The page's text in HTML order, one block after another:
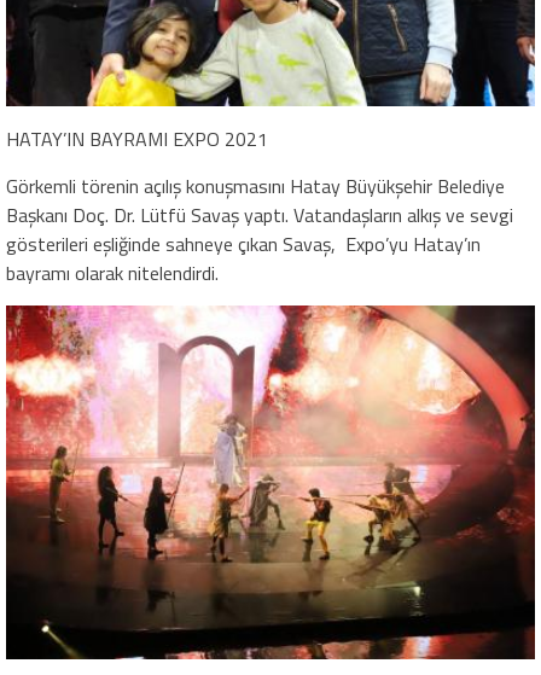
HATAY’IN BAYRAMI EXPO 2021
Görkemli törenin açılış konuşmasını Hatay Büyükşehir Belediye
Başkanı Doç. Dr. Lütfü Savaş yaptı. Vatandaşların alkış ve sevgi
gösterileri eşliğinde sahneye çıkan Savaş, Expo’yu Hatay’ın
bayramı olarak nitelendirdi.